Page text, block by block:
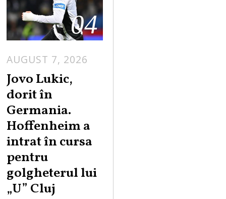
04
AUGUST 7, 2026
Jovo Lukic,
dorit în
Germania.
Hoffenheim a
intrat în cursa
pentru
golgheterul lui
„U” Cluj